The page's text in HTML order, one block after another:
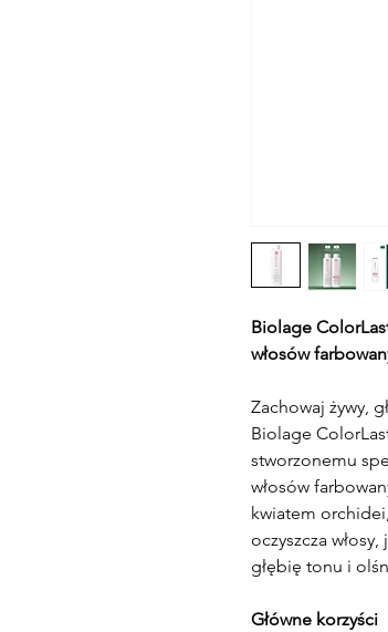
Biolage
włosów
Zachowaj żywy,
Biolage
stworzonemu
włosów
kwiatem
oczyszcza
głębię tonu i
Główne korzyści